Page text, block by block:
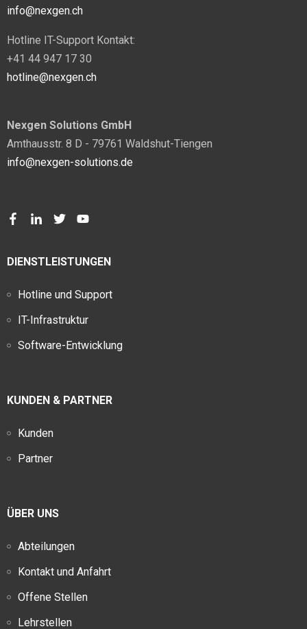
info@nexgen.ch
Hotline IT-Support Kontakt:
+41 44 947 17 30
hotline@nexgen.ch
Nexgen Solutions GmbH
Amthausstr. 8 D - 79761 Waldshut-Tiengen
info@nexgen-solutions.de
DIENSTLEISTUNGEN
Hotline und Support
IT-Infrastruktur
Software-Entwicklung
KUNDEN & PARTNER
Kunden
Partner
ÜBER UNS
Abteilungen
Kontakt und Anfahrt
Offene Stellen
Lehrstellen